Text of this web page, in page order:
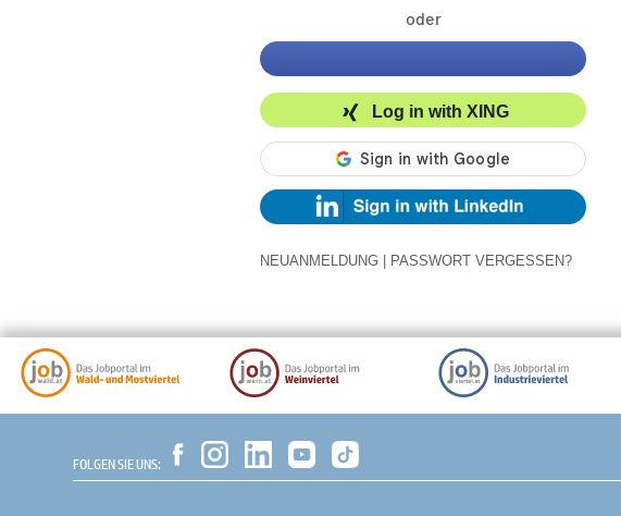
oder
Log in with XING
NEUANMELDUNG PASSWORT VERGESSEN?
FOLGEN SIE UNS: